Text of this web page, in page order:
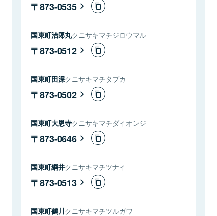
873-0535
国東町治郎丸クニサキマチジロウマル
873-0512
国東町田深クニサキマチタブカ
873-0502
国東町大恩寺クニサキマチダイオンジ
873-0646
国東町綱井クニサキマチツナイ
873-0513
国東町鶴川クニサキマチツルガワ